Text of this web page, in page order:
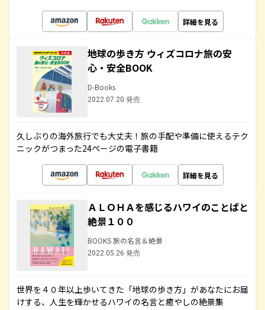
詳細を見る
地球の歩き方 ウィズコロナ旅の安
心・安全BOOK
D-Books
2022.07.20 発売
久しぶりの海外旅行でも大丈夫！旅の手配や準備に使えるテク
ニックがつまった24ページの電子書籍
詳細を見る
ＡＬＯＨＡを感じるハワイのことばと
絶景１００
BOOKS 旅の名言＆絶景
2022.05.26 発売
世界を４０年以上歩いてきた「地球の歩き方」があなたにお届
けする、人生を輝かせるハワイの名言と癒やしの絶景集